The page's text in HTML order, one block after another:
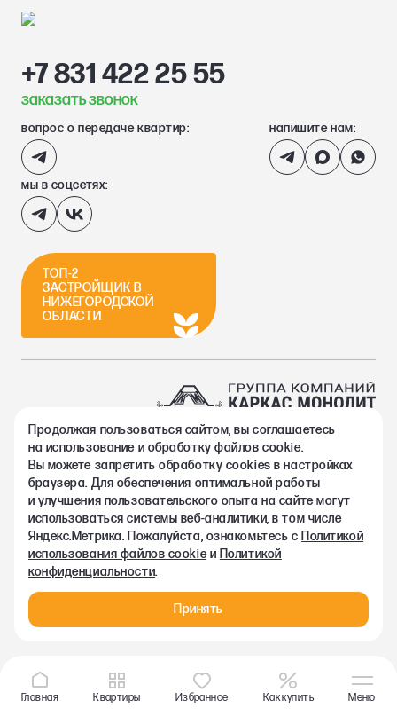
+7 831 422 25 55
заказать звонок
вопрос о передаче квартир: напишите нам:
мы в соцсетях:
ТОП-2
ЗАСТРОЙЩИК В
НИЖЕГОРОДСКОЙ
ОБЛАСТИ
2002-2026. Группа компаний Каркас Монолит
Политика конфиденциальности
Правовая информация
Согласие на обработку персональных данных
Согласие на получение рекламно-информационных материалов
Любая информация, представленная на данном сайте, носит
исключительно информационный характер и ни при каких
условиях не является публичной офертой, определяемой
Главная Квартиры Избранное Как купить Меню
Продолжая пользоваться сайтом, вы соглашаетесь
на использование и обработку файлов cookie.
Вы можете запретить обработку сookies в настройках
браузера. Для обеспечения оптимальной работы
и улучшения пользовательского опыта на сайте могут
использоваться системы веб-аналитики, в том числе
Яндекс.Метрика. Пожалуйста, ознакомьтесь с Политикой
использования файлов cookieи Политикой
конфиденциальности.
Принять